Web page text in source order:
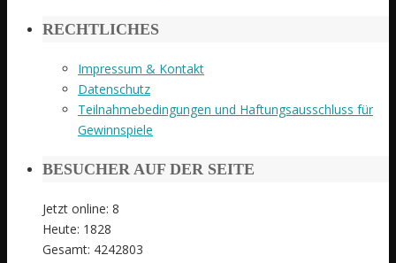
RECHTLICHES
Impressum & Kontakt
Datenschutz
Teilnahmebedingungen und Haftungsausschluss für
Gewinnspiele
BESUCHER AUF DER SEITE
Jetzt online: 8
Heute: 1828
Gesamt: 4242803